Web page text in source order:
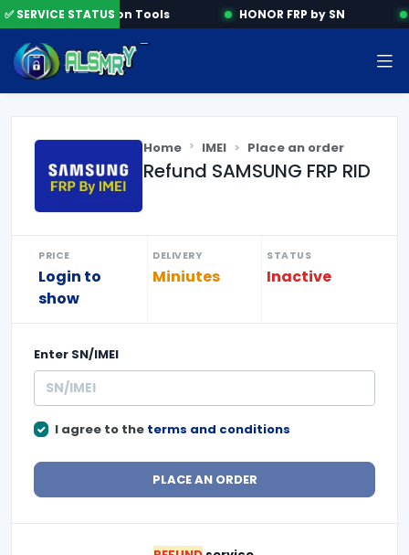
✅ SERVICE STATUS
Activation Tools HONOR FRP by SN
Home IMEI Place an order
Refund SAMSUNG FRP RID
PRICE
Login to
show
DELIVERY
Miniutes
STATUS
Inactive
Enter SN/IMEI
I agree to the terms and conditions
PLACE AN ORDER